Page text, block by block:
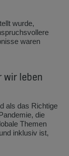
wurde,
waren
wir leben
als das Richtige
die
Themen
inklusiv ist,